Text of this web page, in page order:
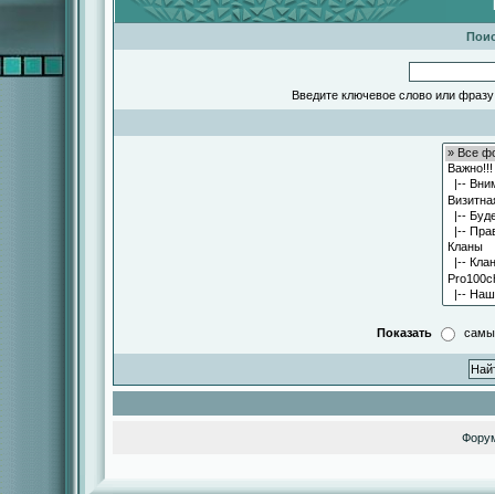
Введите ключевое слово или
Показать